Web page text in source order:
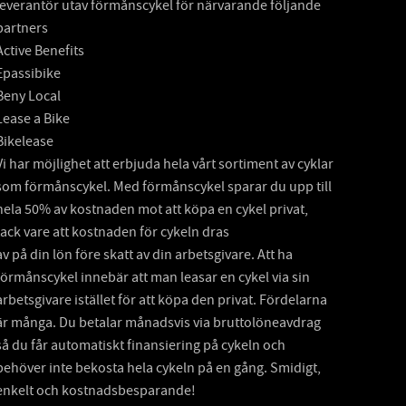
utav förmånscykel för närvarande följande
Benefits
Local
a Bike
har möjlighet att erbjuda hela vårt sortiment av cyklar
förmånscykel. Med förmånscykel sparar du upp till
50% av kostnaden mot att köpa en cykel privat,
vare att kostnaden för cykeln dras
på din lön före skatt av din arbetsgivare. Att ha
innebär att man leasar en cykel via sin
istället för att köpa den privat. Fördelarna
många. Du betalar månadsvis via bruttolöneavdrag
du får automatiskt finansiering på cykeln och
inte bekosta hela cykeln på en gång. Smidigt,
och kostnadsbesparande!